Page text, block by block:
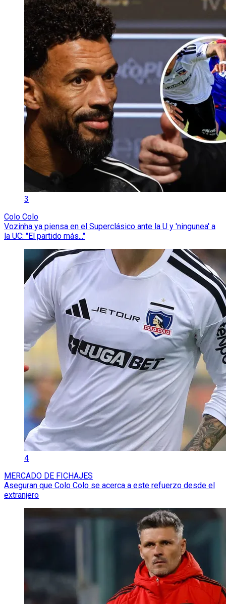
3
Colo Colo
Vozinha ya piensa en el Superclásico ante la U y 'ningunea' a
la UC: "El partido más..."
4
MERCADO DE FICHAJES
Aseguran que Colo Colo se acerca a este refuerzo desde el
extranjero